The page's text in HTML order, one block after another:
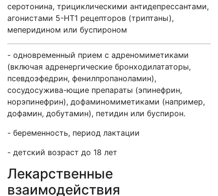
серотонина, трициклическими антидепрессантами,
агонистами 5-НТ1 рецепторов (триптаны),
меперидином или буспироном
- одновременный прием с адреномиметиками
(включая адренергические бронходилататоры,
псевдоэфедрин, фенилпропаноламин),
сосудосужива-ющие препараты (эпинефрин,
норэпинефрин), дофаминомиметиками (например,
дофамин, добутамин), петидин или буспирон.
- беременность, период лактации
- детский возраст до 18 лет
Лекарственные
взаимодействия